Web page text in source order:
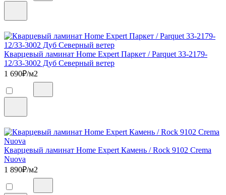
Кварцевый ламинат Home Expert Паркет / Parquet 33-2179-
12/33-3002 Дуб Северный ветер
1 690₽/м2
Кварцевый ламинат Home Expert Камень / Rock 9102 Crema
Nuova
1 890₽/м2